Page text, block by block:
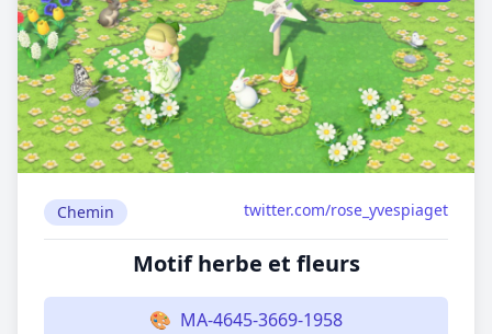
Chemin twitter.com/rose_yvespiaget
Motif herbe et fleurs
🎨 MA-4645-3669-1958